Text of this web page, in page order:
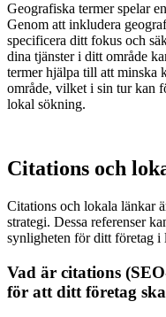
Geografiska termer spelar
Genom att inkludera
specificera ditt fokus och
dina tjänster i ditt område
termer hjälpa till att minska
område, vilket i sin tur kan
lokal sökning.
Citations och
Citations och lokala länkar
strategi. Dessa referenser
synligheten för ditt företag i
Vad är citations
för att ditt företag